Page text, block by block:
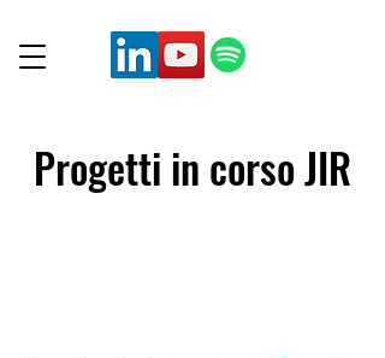
Progetti in corso JIR